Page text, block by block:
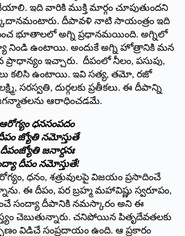
ఇది వారికి ముక్తి మార్గం చూపుతుందని
దీపావళి నాటి సాయంత్రం ఇది
భూతాలలో అగ్ని ప్రధానమయింది. అగ్నిలో
నిండి ఉంటాయి. అందుకే అగ్ని హోత్రానికి మన
ప్రాధాన్యం ఇచ్చారు. దీపంలో నీలం, పసుపు,
కలిసి ఉంటాయి. ఇవి సత్య, తమో, రజో
సరస్వతి, దుర్గలకు ప్రతీకలు. ఈ దీపాన్ని
ఆరాధించడమే.
ధనసంపదం
జ్యోతి నమోస్తుతే
జనార్దనః
దీపం నమోస్తుతే!
ధనం, శత్రువులపై విజయం ప్రసాదించే
ఈ దీపం, పర బ్రహ్మ మహావిష్ణు స్వరూపం,
సంద్యా దీపానికి నమస్కారం అని ఈ
చెబుతున్నారు. చనిపోయిన పితృదేవతలకు
విడిచే సంప్రదాయం ఉంది. ఆ ప్రకారం